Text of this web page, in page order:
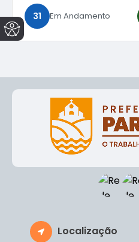
31 Em Andamento
Localização